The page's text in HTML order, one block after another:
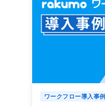
ワークフロー導入事例